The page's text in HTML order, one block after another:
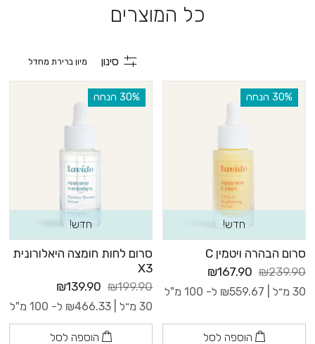
כל המוצרים
סינון
‫30% הנחה
חדש!
סרום הבהרה ויטמין C
₪239.90
₪167.90
30 מ״ל | ₪559.67 ל- 100 מ"ל
הוספה לסל
‫30% הנחה
חדש!
סרום לחות חומצה היאלורונית
X3
₪199.90
₪139.90
30 מ״ל | ₪466.33 ל- 100 מ"ל
הוספה לסל